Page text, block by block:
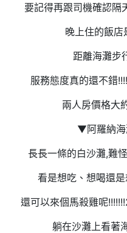
要記得再跟司機確認隔
晚上住的飯
距離海灘步
服務態度真的還不錯
兩人房價格大
▼阿羅納
長長一條的白沙灘,難
看是想吃、想喝還
還可以來個馬殺雞呢
躺在沙灘上看著